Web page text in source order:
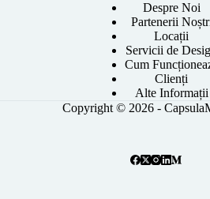
Despre Noi
Partenerii
Locații
Servicii de
Cum
Clienți
Alte Informații
Copyright © 2026 -